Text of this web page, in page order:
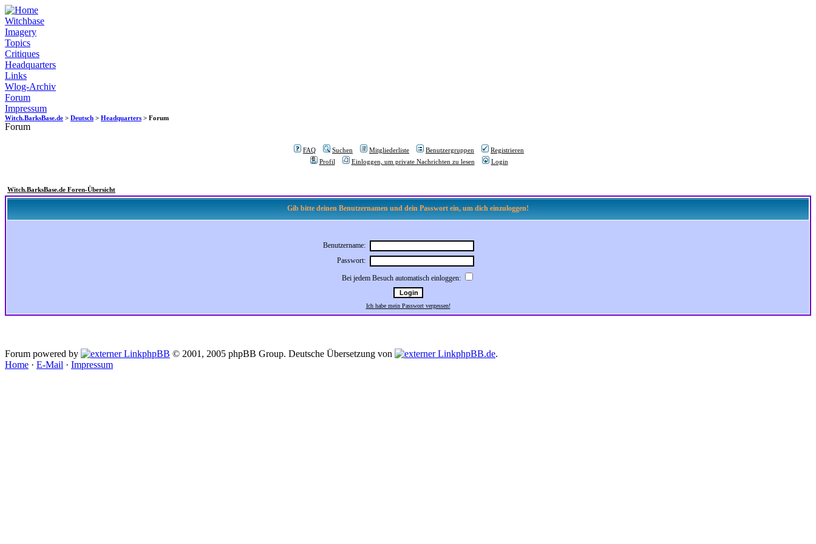
Witchbase
Imagery
Topics
Critiques
Headquarters
Links
Wlog-Archiv
Forum
Impressum
Witch.BarksBase.de > Deutsch > Headquarters > Forum
Forum
FAQ Suchen Mitgliederliste Benutzergruppen
Registrieren
Profil
Einloggen, um private Nachrichten zu lesen Login
Witch.BarksBase.de Foren-Übersicht
Gib bitte deinen Benutzernamen und dein Passwort ein, um dich einzuloggen!
Benutzername:
Passwort:
Bei jedem Besuch automatisch einloggen:
Ich habe mein Passwort vergessen!
Forum powered by phpBB © 2001, 2005 phpBB Group. Deutsche Übersetzung von phpBB.de.
Home · E-Mail · Impressum